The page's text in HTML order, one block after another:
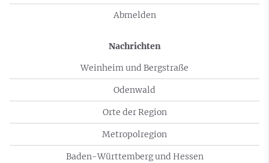
Abmelden
Nachrichten
Weinheim und Bergstraße
Odenwald
Orte der Region
Metropolregion
Baden-Württemberg und Hessen